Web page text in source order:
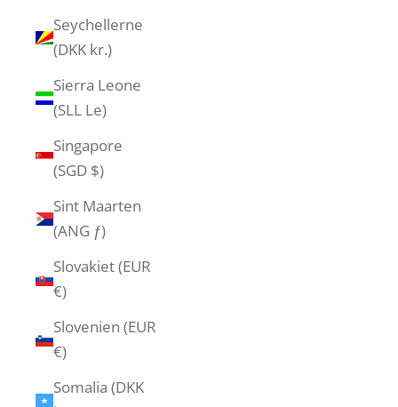
Seychellerne
(DKK kr.)
Sierra Leone
(SLL Le)
Singapore
(SGD $)
Sint Maarten
(ANG ƒ)
Slovakiet (EUR
€)
Slovenien (EUR
€)
Somalia (DKK